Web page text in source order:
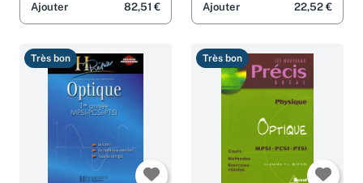
Ajouter 82,51 € Ajouter 22,52 €
Très bon Très bon